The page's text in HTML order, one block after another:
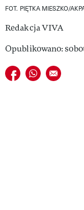
FOT. PIĘTKA MIESZKO/
Redakcja VIVA
Opublikowano:
Udostępnij na
Udostępnij na
E-mail do